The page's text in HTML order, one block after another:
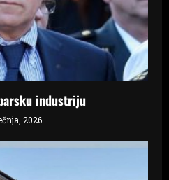
industriju
2026